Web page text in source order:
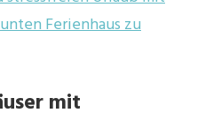
Ferienhaus zu
mit